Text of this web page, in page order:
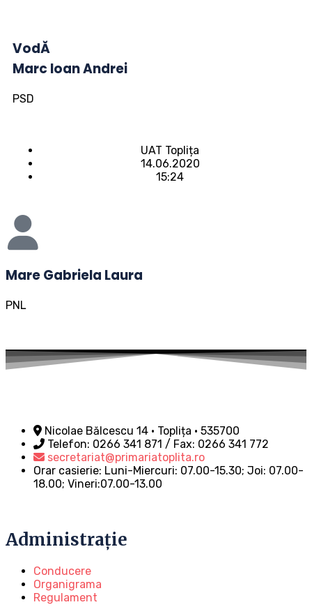
VodĂ
Marc Ioan Andrei
PSD
UAT Toplița
14.06.2020
15:24
Mare Gabriela Laura
PNL
Nicolae Bălcescu 14 • Toplița • 535700
Telefon: 0266 341 871 / Fax: 0266 341 772
secretariat@primariatoplita.ro
Orar casierie: Luni-Miercuri: 07.00-15.30; Joi: 07.00-
18.00; Vineri:07.00-13.00
Administrație
Conducere
Organigrama
Regulament